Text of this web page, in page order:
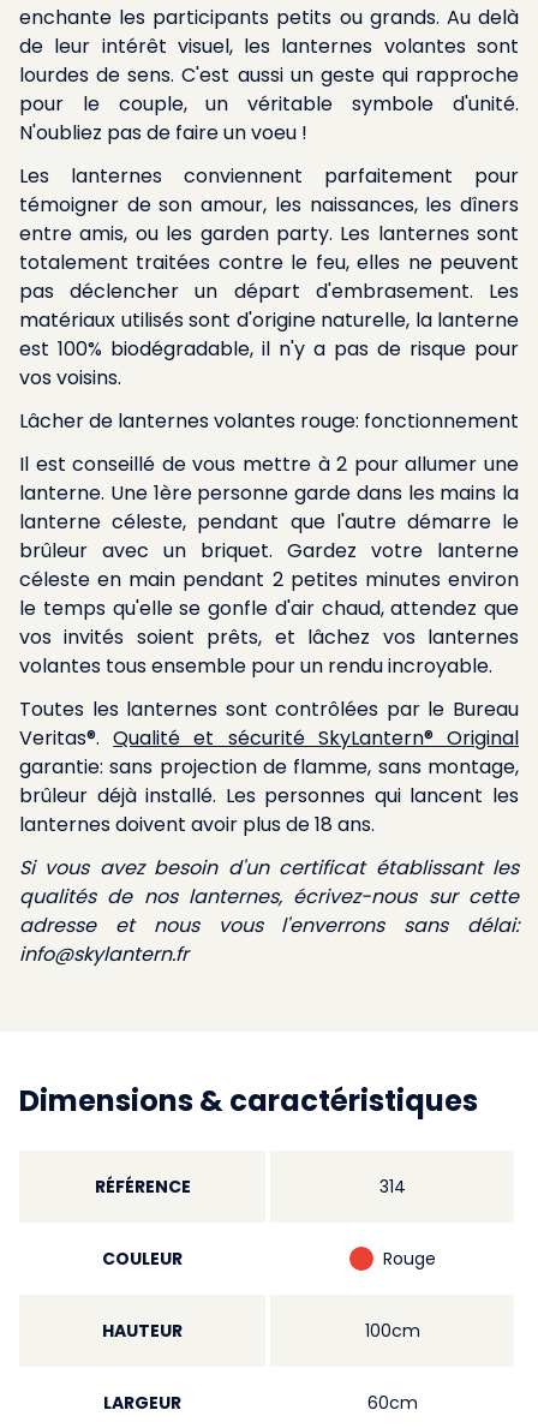
enchante les participants petits ou grands. Au delà
de leur intérêt visuel, les lanternes volantes sont
lourdes de sens. C'est aussi un geste qui rapproche
pour le couple, un véritable symbole d'unité.
N'oubliez pas de faire un voeu !
Les lanternes conviennent parfaitement pour
témoigner de son amour, les naissances, les dîners
entre amis, ou les garden party. Les lanternes sont
totalement traitées contre le feu, elles ne peuvent
pas déclencher un départ d'embrasement. Les
matériaux utilisés sont d'origine naturelle, la lanterne
est 100% biodégradable, il n'y a pas de risque pour
vos voisins.
Lâcher de lanternes volantes rouge: fonctionnement
Il est conseillé de vous mettre à 2 pour allumer une
lanterne. Une 1ère personne garde dans les mains la
lanterne céleste, pendant que l'autre démarre le
brûleur avec un briquet. Gardez votre lanterne
céleste en main pendant 2 petites minutes environ
le temps qu'elle se gonfle d'air chaud, attendez que
vos invités soient prêts, et lâchez vos lanternes
volantes tous ensemble pour un rendu incroyable.
Toutes les lanternes sont contrôlées par le Bureau
Veritas®.Qualité et sécurité SkyLantern® Original
garantie: sans projection de flamme, sans montage,
brûleur déjà installé. Les personnes qui lancent les
lanternes doivent avoir plus de 18 ans.
Si vous avez besoin d'un certificat établissant les
qualités de nos lanternes, écrivez-nous sur cette
adresse et nous vous l'enverrons sans délai:
info@skylantern.fr
Dimensions & caractéristiques
RÉFÉRENCE 314
COULEUR Rouge
HAUTEUR 100cm
LARGEUR 60cm